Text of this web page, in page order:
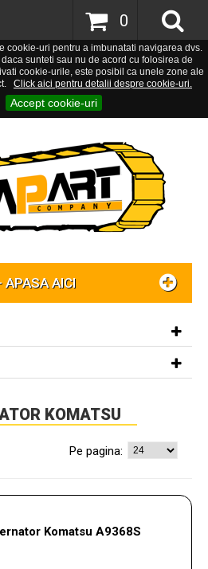
cookie-uri pentru a imbunatati navigarea dvs.
sunteti sau nu de acord cu folosirea de
cookie-urile, este posibil ca unele zone ale
Click aici pentru detalii despre cookie-uri.
Accept cookie-uri
0
APASA AICI
KOMATSU
Pe pagina:
Komatsu A9368S